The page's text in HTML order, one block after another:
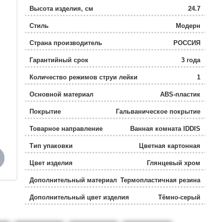
Высота изделия, см 24.7
Стиль Модерн
Страна производитель РОССИЯ
Гарантийный срок 3 года
Количество режимов струи лейки 1
Основной материал ABS-пластик
Покрытие Гальваническое покрытие
Товарное направление Ванная комната IDDIS
Тип упаковки
Цветная картонная
коробка
Цвет изделия
Глянцевый хром
Дополнительный материал Термопластичная резина
Дополнительный цвет изделия Тёмно-серый